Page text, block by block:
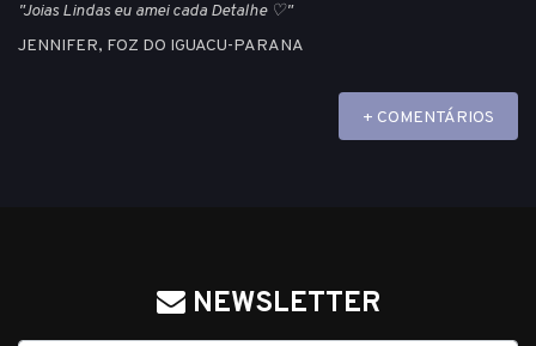
"Joias Lindas eu amei cada Detalhe ♡"
JENNIFER, FOZ DO IGUACU-PARANA
+ COMENTÁRIOS
NEWSLETTER